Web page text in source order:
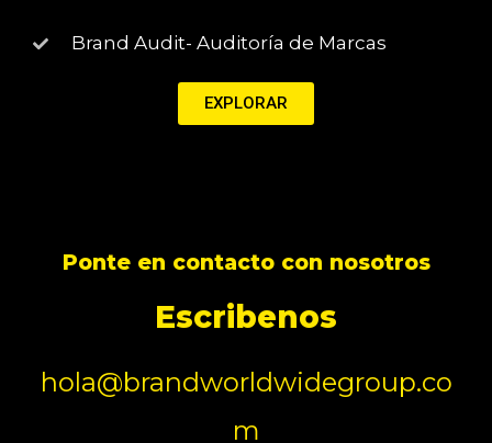
Brand Audit- Auditoría de Marcas
EXPLORAR
Ponte en contacto con nosotros
Escribenos
hola@brandworldwidegroup.co
m